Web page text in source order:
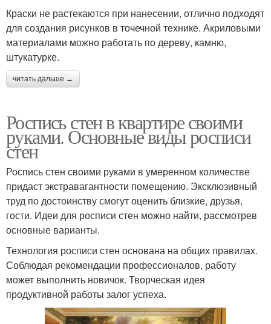
Краски не растекаются при нанесении, отлично подходят
для создания рисунков в точечной технике. Акриловыми
материалами можно работать по дереву, камню,
штукатурке.
читать дальше →
Роспись стен в квартире своими
руками. Основные виды росписи
стен
Роспись стен своими руками в умеренном количестве
придаст экстравагантности помещению. Эксклюзивный
труд по достоинству смогут оценить близкие, друзья,
гости. Идеи для росписи стен можно найти, рассмотрев
основные варианты.
Технология росписи стен основана на общих правилах.
Соблюдая рекомендации профессионалов, работу
может выполнить новичок. Творческая идея
продуктивной работы залог успеха.